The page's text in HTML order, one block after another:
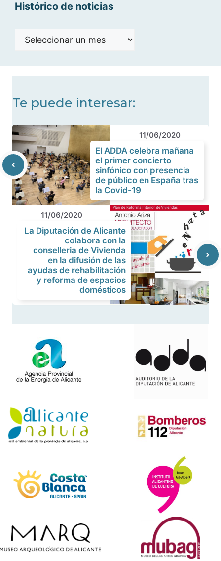
Histórico de noticias
Histórico
Te puede interesar:
11/06/2020
El ADDA celebra mañana
el primer concierto
sinfónico con presencia
de público en España tras
la Covid-19
11/06/2020
La Diputación de Alicante
colabora con la
conselleria de Vivienda
en la difusión de las
ayudas de rehabilitación
y reforma de espacios
domésticos